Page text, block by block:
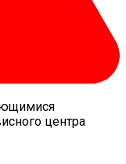
центра